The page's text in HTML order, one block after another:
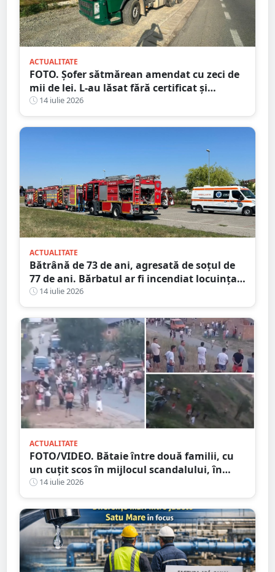
ACTUALITATE
FOTO. Șofer sătmărean amendat cu zeci de
mii de lei. L-au lăsat fără certificat și
plăcuțe
14 iulie 2026
ACTUALITATE
Bătrână de 73 de ani, agresată de soțul de
77 de ani. Bărbatul ar fi incendiat locuința
din județul Satu Mare
14 iulie 2026
ACTUALITATE
FOTO/VIDEO. Bătaie între două familii, cu
un cuțit scos în mijlocul scandalului, în
Satu Mare. 400 de persoane la fața locului
14 iulie 2026